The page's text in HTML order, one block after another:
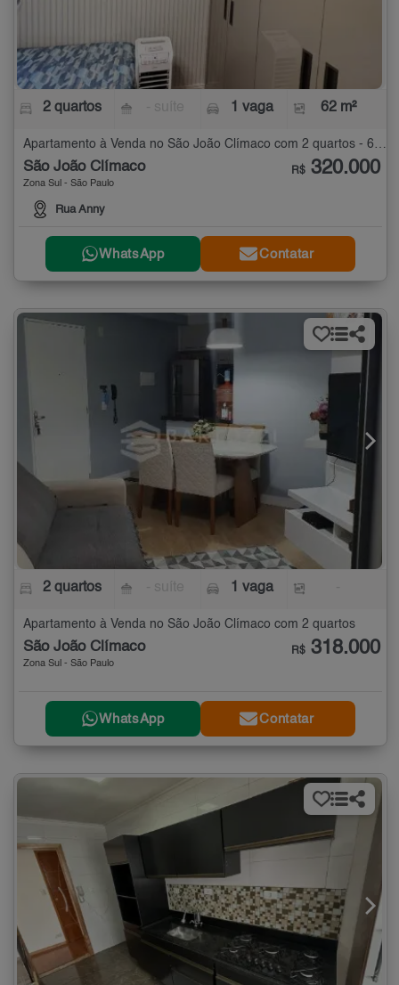
2 quartos 1 vaga 62 m²
Apartamento à Venda no São João Clímaco com 2 quartos - 62 m²
São João Clímaco
Zona Sul - São Paulo
Rua Anny
R$ 320.000
WhatsApp Contatar
2 quartos 1 vaga
Apartamento à Venda no São João Clímaco com 2 quartos
São João Clímaco
Zona Sul - São Paulo
R$ 318.000
WhatsApp Contatar